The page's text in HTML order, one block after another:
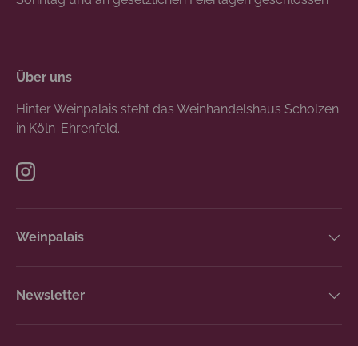
Über uns
Hinter Weinpalais steht das Weinhandelshaus Scholzen
in Köln-Ehrenfeld.
Instagram
Weinpalais
Newsletter